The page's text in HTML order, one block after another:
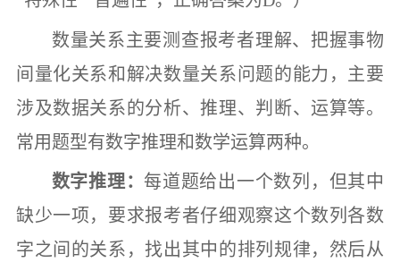
数量关系主要测查报考者理解、把握事物
间量化关系和解决数量关系问题的能力，主要
涉及数据关系的分析、推理、判断、运算等。
常用题型有数字推理和数学运算两种。
数字推理： 每道题给出一个数列，但其中
缺少一项，要求报考者仔细观察这个数列各数
字之间的关系，找出其中的排列规律，然后从